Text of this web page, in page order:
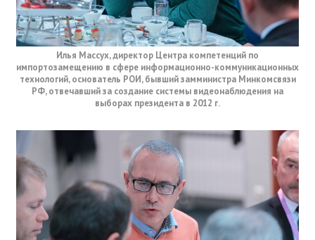
Илья Массух, директор Центра компетенций по
импортозамещению в сфере информационно-коммуникационных
технологий, основатель РОИ, бывший замминистра Минкомсвязи
РФ, отвечавший за создание системы видеонаблюдения на
выборах президента в 2012 г.